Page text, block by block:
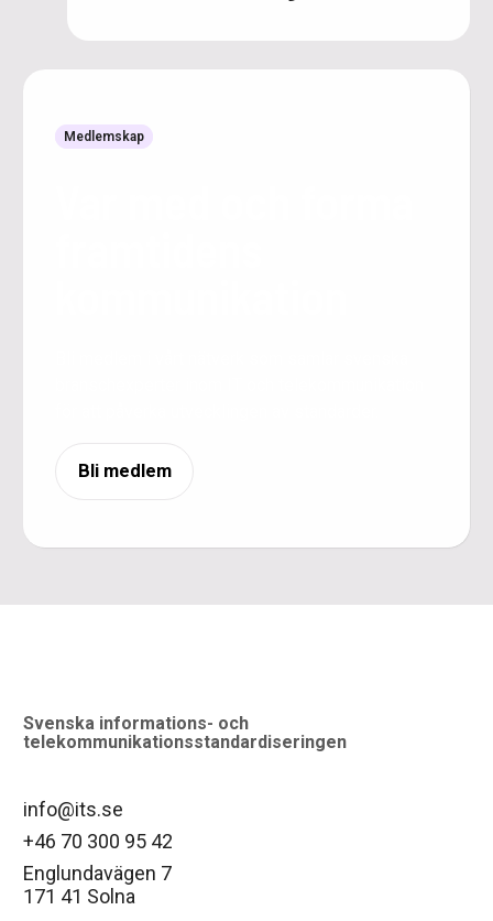
Medlemskap
Bli medlem
Svenska informations- och
telekommunikationsstandardiseringen
info@its.se
+46 70 300 95 42
Englundavägen 7
171 41 Solna